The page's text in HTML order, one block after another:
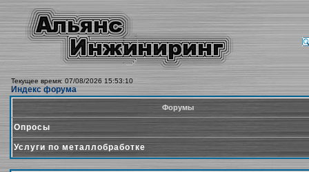
Текущее время: 07/08/2026 15:53:10
Индекс форума
Форумы
Опросы
Услуги по металлобработке